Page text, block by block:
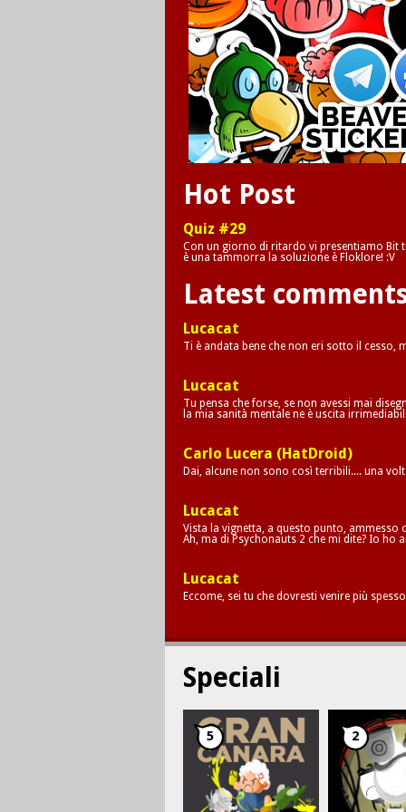
Hot Post
Quiz #29
Con un giorno di ritardo vi presentiamo Bit
è una tammorra la soluzione è Floklore! :V
Latest
Lucacat
Ti è andata bene che non eri sotto il cesso,
Lucacat
Tu pensa che forse, se non avessi mai
la mia sanità mentale ne è uscita
Carlo Lucera (HatDroid)
Dai, alcune non sono così terribili.... una
Lucacat
Vista la vignetta, a questo punto, ammesso
Ah, ma di Psychonauts 2 che mi dite? Io
Lucacat
Eccome, sei tu che dovresti venire più
Speciali
5 2